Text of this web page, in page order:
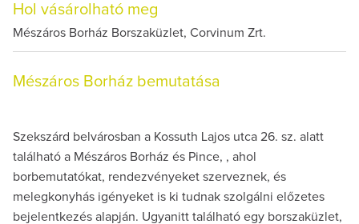
Hol vásárolható meg
Mészáros Borház Borszaküzlet, Corvinum Zrt.
Mészáros Borház bemutatása
Szekszárd belvárosban a Kossuth Lajos utca 26. sz. alatt
található a Mészáros Borház és Pince, , ahol
borbemutatókat, rendezvényeket szerveznek, és
melegkonyhás igényeket is ki tudnak szolgálni előzetes
bejelentkezés alapján. Ugyanitt található egy borszaküzlet,